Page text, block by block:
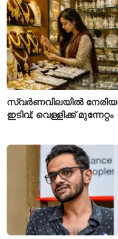
സ്വർണവിലയിൽ നേരിയ
ഇടിവ്; വെള്ളിക്ക് മുന്നേറ്റം